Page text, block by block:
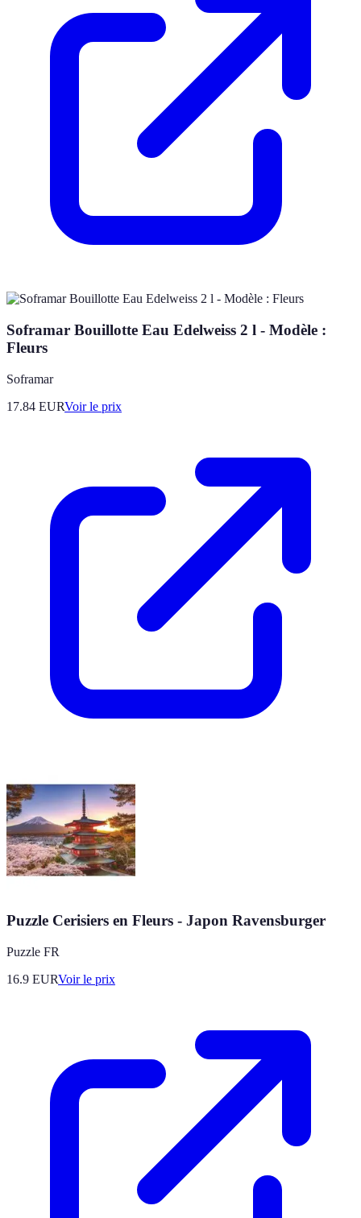
Soframar Bouillotte Eau Edelweiss 2 l - Modèle :
Fleurs
Soframar
17.84 EURVoir le prix
Puzzle Cerisiers en Fleurs - Japon Ravensburger
Puzzle FR
16.9 EURVoir le prix